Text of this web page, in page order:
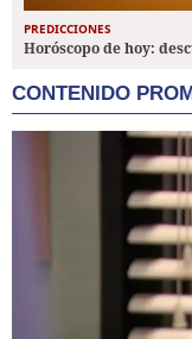
PREDICCIONES
Horóscopo de hoy:
CONTENIDO